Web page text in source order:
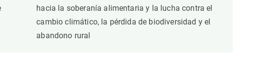
hacia la soberanía alimentaria y la lucha contra el
cambio climático, la pérdida de biodiversidad y el
abandono rural